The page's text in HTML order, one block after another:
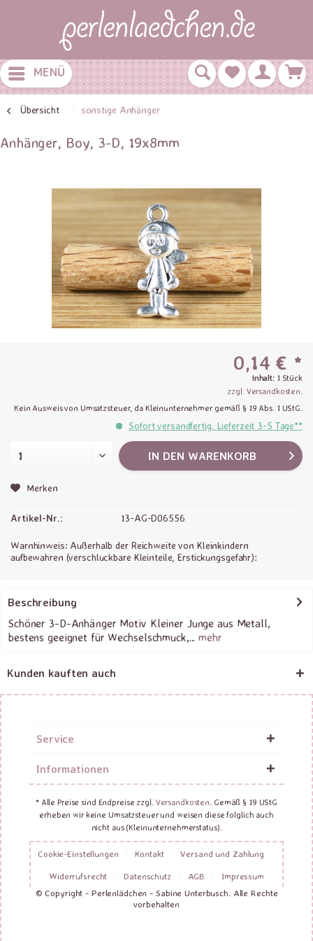
MENÜ
Übersicht sonstige Anhänger
Anhänger, Boy, 3-D, 19x8mm
0,14 € *
Inhalt: 1 Stück
zzgl. Versandkosten.
Kein Ausweis von Umsatzsteuer, da Kleinunternehmer gemäß § 19 Abs. 1 UStG.
Sofort versandfertig, Lieferzeit 3-5 Tage**
IN DEN WARENKORB
Merken
Artikel-Nr.: 13-AG-D06556
Warnhinweis: Außerhalb der Reichweite von Kleinkindern
aufbewahren (verschluckbare Kleinteile, Erstickungsgefahr):
Beschreibung
Schöner 3-D-Anhänger Motiv Kleiner Junge aus Metall,
bestens geeignet für Wechselschmuck,... mehr
Kunden kauften auch
Service
Informationen
* Alle Preise sind Endpreise zzgl. Versandkosten. Gemäß § 19 UStG
erheben wir keine Umsatzsteuer und weisen diese folglich auch
nicht aus (Kleinunternehmerstatus).
Cookie-Einstellungen Kontakt
Versand und Zahlung
Widerrufsrecht
Datenschutz AGB
Impressum
© Copyright - Perlenlädchen - Sabine Unterbusch. Alle Rechte
vorbehalten